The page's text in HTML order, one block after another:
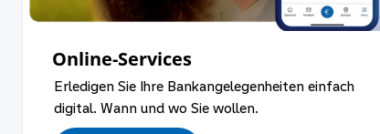
Online-Services
Erledigen Sie Ihre Bankangelegenheiten einfach
digital. Wann und wo Sie wollen.